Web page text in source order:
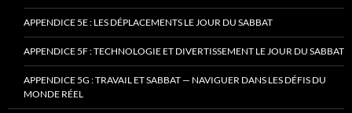
APPENDICE 5E : LES DÉPLACEMENTS LE JOUR DU SABBAT
APPENDICE 5F : TECHNOLOGIE ET DIVERTISSEMENT LE JOUR DU SABBAT
APPENDICE 5G : TRAVAIL ET SABBAT — NAVIGUER DANS LES DÉFIS DU
MONDE RÉEL